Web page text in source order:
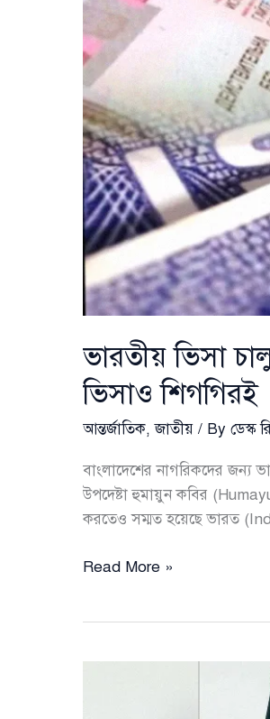
ইঙ্গিত
দিলেন
প্রধানমন্ত্রীর
উপদেষ্টা
ভারতীয় ভিসা
ভিসাও শিগগিরই
আন্তর্জাতিক,জাতীয় / By ডেস্ক
বাংলাদেশের নাগরিকদের জন্য
উপদেষ্টা হুমায়ুন কবির
করতেও সম্মত হয়েছে ভারত
ভারতীয়
চিকিৎসার
Read More »